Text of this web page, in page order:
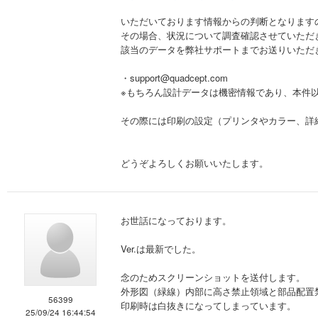
いただいております情報からの判断となりま
その場合、状況について調査確認させていただ
該当のデータを弊社サポートまでお送りいた
・support@quadcept.com
※もちろん設計データは機密情報であり、本
その際には印刷の設定（プリンタやカラー、
どうぞよろしくお願いいたします。
56399
25/09/24 16:44:54
お世話になっております。
Ver.は最新でした。
念のためスクリーンショットを送付します。
外形図（緑線）内部に高さ禁止領域と部品配
印刷時は白抜きになってしまっています。